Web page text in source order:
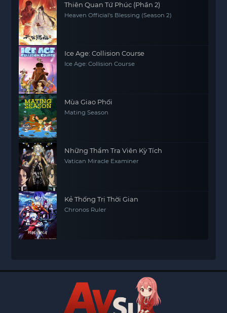
Thiên Quan Tứ Phúc (Phần 2)
Heaven Official's Blessing (Season 2)
Ice Age: Collision Course
Ice Age: Collision Course
Mùa Giao Phối
Mating Season
Những Thẩm Tra Viên Kỳ Tích
Vatican Miracle Examiner
Kẻ Thống Trị Thời Gian
Chronos Ruler